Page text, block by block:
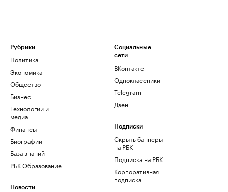
Рубрики
Политика
Экономика
Общество
Бизнес
Технологии и
медиа
Финансы
Биографии
База знаний
РБК Образование
Новости
Социальные
сети
ВКонтакте
Одноклассники
Telegram
Дзен
Подписки
Скрыть баннеры
на РБК
Подписка на РБК
Корпоративная
подписка